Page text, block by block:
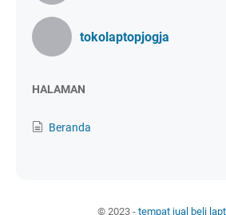
tokolaptopjogja
HALAMAN
Beranda
© 2023 - tempat jual beli